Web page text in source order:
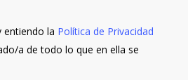
entiendo la Política de Privacidad
a de todo lo que en ella se